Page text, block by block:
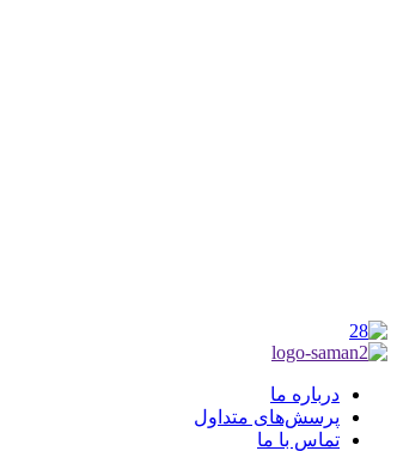
درباره ما
پرسش‌های متداول
تماس با ما